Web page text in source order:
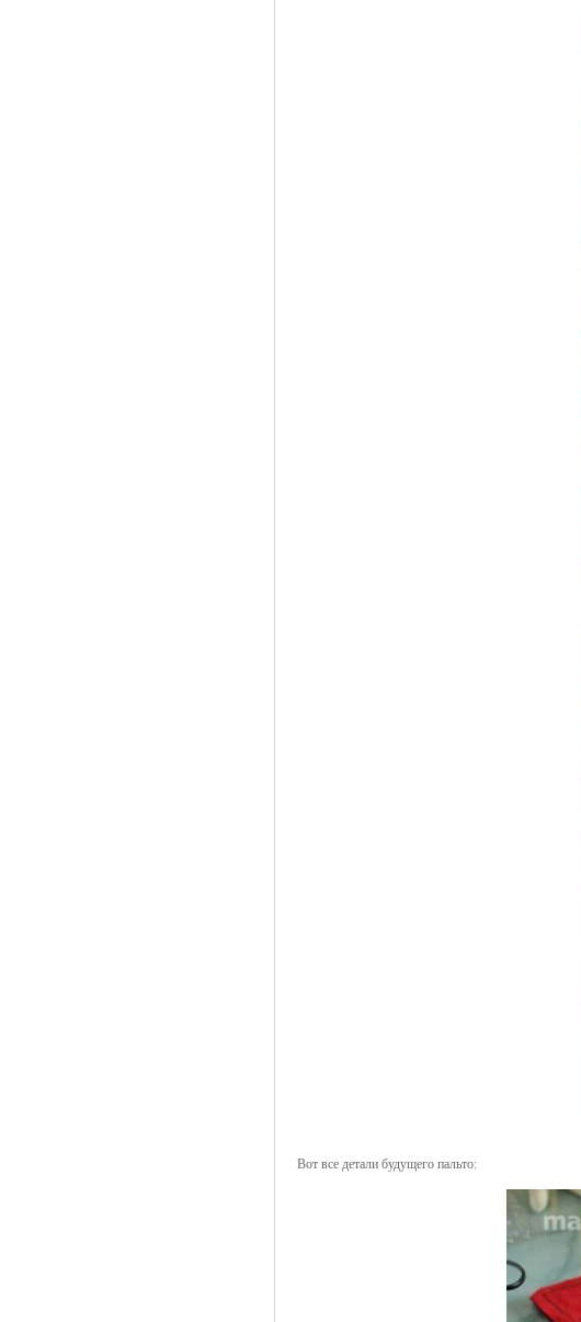
Вот все детали будущего пальто: